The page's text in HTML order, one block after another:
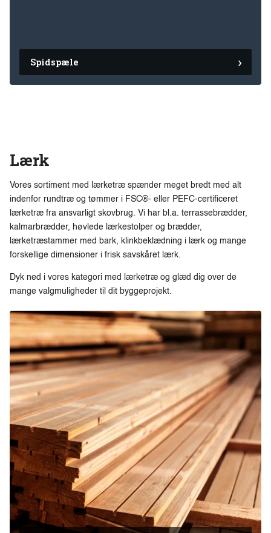
Spidspæle
Lærk
Vores sortiment med lærketræ spænder meget bredt med alt
indenfor rundtræ og tømmer i FSC®- eller PEFC-certificeret
lærketræ fra ansvarligt skovbrug. Vi har bl.a. terrassebrædder,
kalmarbrædder, høvlede lærkestolper og brædder,
lærketræstammer med bark, klinkbeklædning i lærk og mange
forskellige dimensioner i frisk savskåret lærk.
Dyk ned i vores kategori med lærketræ og glæd dig over de
mange valgmuligheder til dit byggeprojekt.